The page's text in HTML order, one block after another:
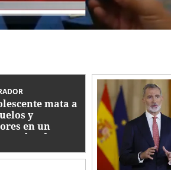
mata a
y
en un
escolar de